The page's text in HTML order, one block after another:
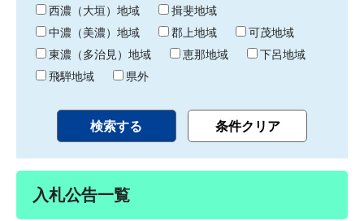
り 西濃（大垣）地域
揖斐地域
中濃（美濃）地域
郡上地域
可茂地域
東濃（多治見）地域
恵那地域
下呂地域
飛騨地域
県外
入札公告一覧